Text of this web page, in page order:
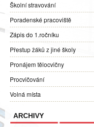
Školní stravování
Poradenské pracoviště
Zápis do 1.ročníku
Přestup žáků z jiné školy
Pronájem tělocvičny
Procvičování
Volná místa
ARCHIVY